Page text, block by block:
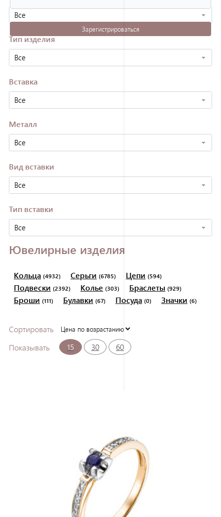
Все
Тип изделия
Все
Вставка
Все
Металл
Все
Вид вставки
Все
Тип вставки
Все
Ювелирные изделия
Кольца (4932) Серьги (6785) Цепи (594)
Подвески (2392) Колье (303) Браслеты (929)
Броши (111) Булавки (67) Посуда (0) Значки (6)
Сортировать
Показывать
15 30 60
Зарегистрироваться